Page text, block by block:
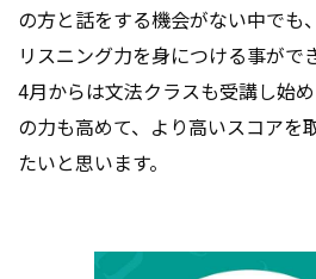
の方と話をする機会がない中でも
リスニング力を身につける事がで
4月からは文法クラスも受講し始
の力も高めて、より高いスコアを
たいと思います。